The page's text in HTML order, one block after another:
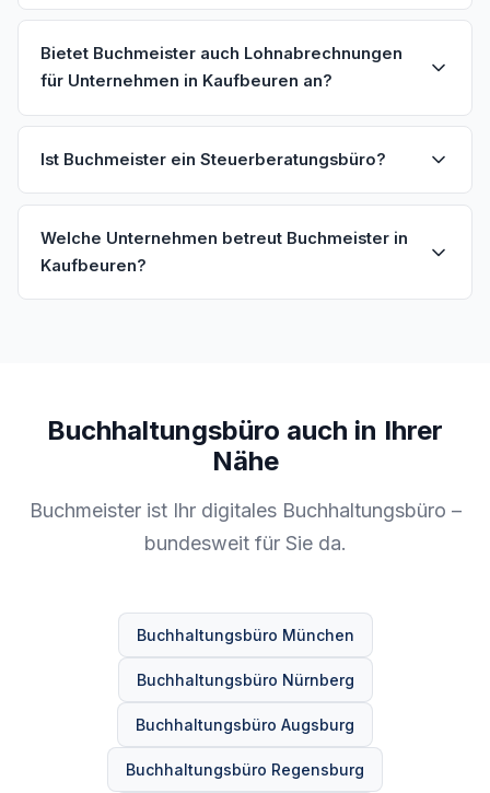
Bietet Buchmeister auch Lohnabrechnungen
für Unternehmen in Kaufbeuren an?
Ist Buchmeister ein Steuerberatungsbüro?
Welche Unternehmen betreut Buchmeister in
Kaufbeuren?
Buchhaltungsbüro auch in Ihrer
Nähe
Buchmeister ist Ihr digitales Buchhaltungsbüro –
bundesweit für Sie da.
Buchhaltungsbüro München
Buchhaltungsbüro Nürnberg
Buchhaltungsbüro Augsburg
Buchhaltungsbüro Regensburg